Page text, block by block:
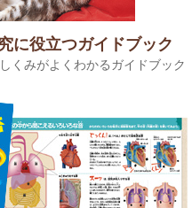
に役立つガイドブック
くみがよくわかるガイドブック